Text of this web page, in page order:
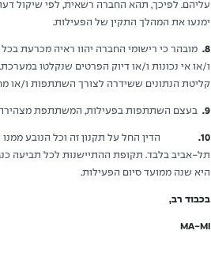
עליהם. לפיכך, תהא החברה רשאית, לפי שיקול
ימנעו את המהלך התקין של הפעילות.
8.
מובהר כי רישומי החברה יהוו ראיה מכרעת
ו/או אי נכונות ו/או דיוק הפרטים שנקלטו
קליטת הנתונים ששידרה לצורך השתתפות ו/או
9. בעצם השתתפות בפעילות, המשתתפת מצהירה
10.
הדין החל על תקנון זה וכל הנובע ממנו
תל-אביב בלבד. תקופת ההתיישנות לכל תביעה
היא שנה ממועד סיום הפעילות.
בכבוד רב,
MA-MI